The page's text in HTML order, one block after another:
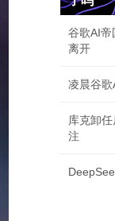
谷歌AI帝
离开
凌晨谷
库克卸
注